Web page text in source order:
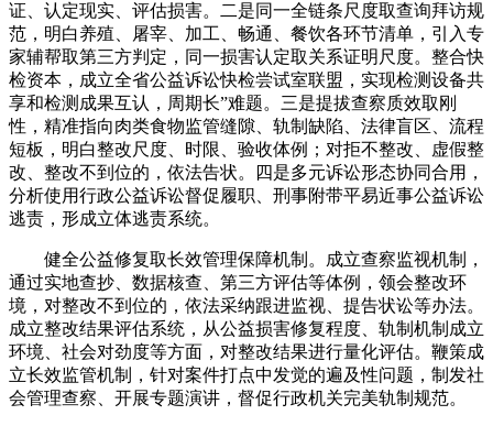
证、认定现实、评估损害。二是同一全链条尺度取查询拜访规
范，明白养殖、屠宰、加工、畅通、餐饮各环节清单，引入专
家辅帮取第三方判定，同一损害认定取关系证明尺度。整合快
检资本，成立全省公益诉讼快检尝试室联盟，实现检测设备共
享和检测成果互认，周期长”难题。三是提拔查察质效取刚
性，精准指向肉类食物监管缝隙、轨制缺陷、法律盲区、流程
短板，明白整改尺度、时限、验收体例；对拒不整改、虚假整
改、整改不到位的，依法告状。四是多元诉讼形态协同合用，
分析使用行政公益诉讼督促履职、刑事附带平易近事公益诉讼
逃责，形成立体逃责系统。
健全公益修复取长效管理保障机制。成立查察监视机制，
通过实地查抄、数据核查、第三方评估等体例，领会整改环
境，对整改不到位的，依法采纳跟进监视、提告状讼等办法。
成立整改结果评估系统，从公益损害修复程度、轨制机制成立
环境、社会对劲度等方面，对整改结果进行量化评估。鞭策成
立长效监管机制，针对案件打点中发觉的遍及性问题，制发社
会管理查察、开展专题演讲，督促行政机关完美轨制规范。